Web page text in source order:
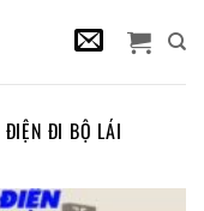
ĐIỆN ĐI BỘ LÁI